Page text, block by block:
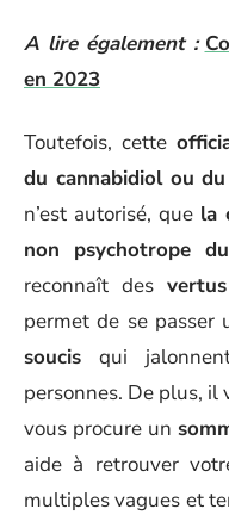
A lire également :
en 2023
Toutefois, cette
du cannabidiol ou
n’est autorisé, que la
non psychotrope
reconnaît des
permet de se
soucis qui
personnes. De plus, il
vous procure un
aide à retrouver
multiples vagues et